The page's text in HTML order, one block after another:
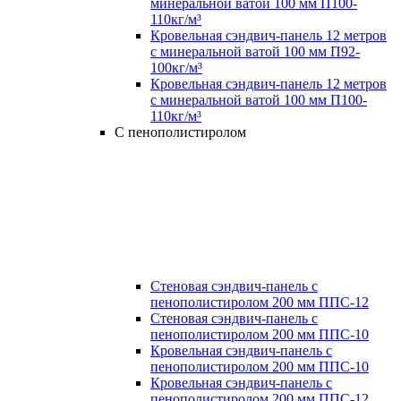
минеральной ватой 100 мм П100-
110кг/м³
Кровельная сэндвич-панель 12 метров
с минеральной ватой 100 мм П92-
100кг/м³
Кровельная сэндвич-панель 12 метров
с минеральной ватой 100 мм П100-
110кг/м³
С пенополистиролом
Стеновая сэндвич-панель с
пенополистиролом 200 мм ППС-12
Стеновая сэндвич-панель с
пенополистиролом 200 мм ППС-10
Кровельная сэндвич-панель с
пенополистиролом 200 мм ППС-10
Кровельная сэндвич-панель с